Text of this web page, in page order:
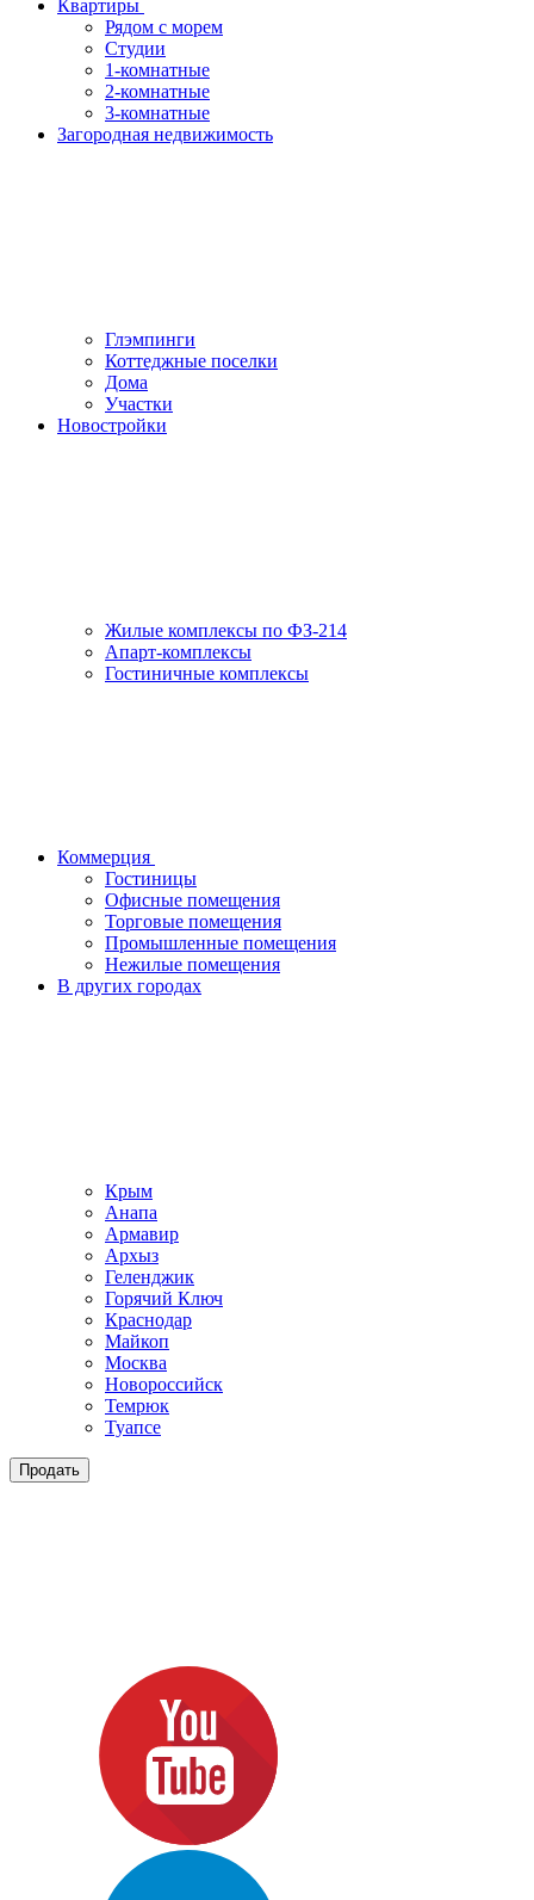
Квартиры
Рядом с морем
Студии
1-комнатные
2-комнатные
3-комнатные
Загородная недвижимость
Глэмпинги
Коттеджные поселки
Дома
Участки
Новостройки
Жилые комплексы по ФЗ-214
Апарт-комплексы
Гостиничные комплексы
Коммерция
Гостиницы
Офисные помещения
Торговые помещения
Промышленные помещения
Нежилые помещения
В других городах
Крым
Анапа
Армавир
Архыз
Геленджик
Горячий Ключ
Краснодар
Майкоп
Москва
Новороссийск
Темрюк
Туапсе
Продать